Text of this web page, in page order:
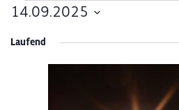
Veranstaltungen
für
September
14.09.2025
wählen.
Laufend